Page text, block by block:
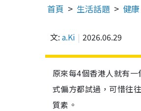
首頁 生活話題 健康
文: a.Ki 2026.06.29
原來每4個香港人就有
式偏方都試過，可惜往
質素。